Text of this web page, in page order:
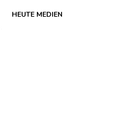
HEUTE MEDIEN